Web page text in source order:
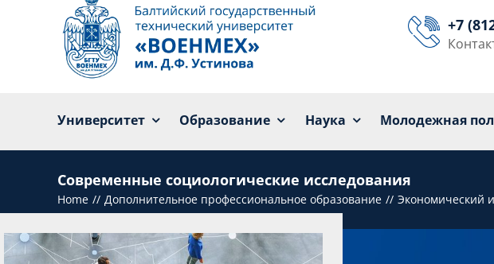
+7
Университет Образование Наука Молодежная
Университет
Современные социологические исследования
Home Дополнительное профессиональное образование Экономический